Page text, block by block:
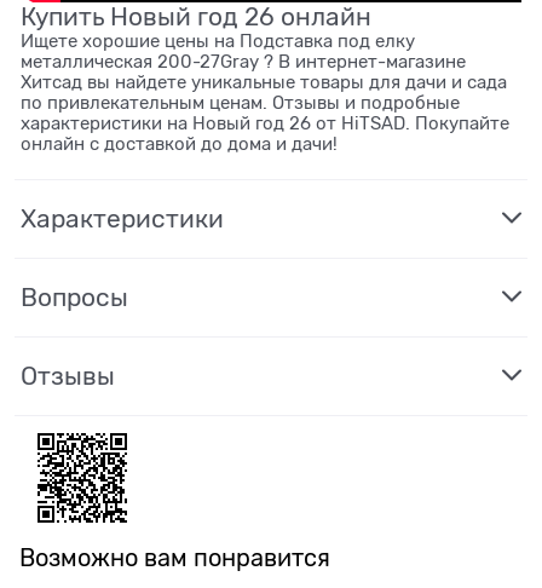
Купить Новый год 26 онлайн
Ищете хорошие цены на Подставка под елку
металлическая 200-27Gray ? В интернет-магазине
Хитсад вы найдете уникальные товары для дачи и сада
по привлекательным ценам. Отзывы и подробные
характеристики на Новый год 26 от HiTSAD. Покупайте
онлайн с доставкой до дома и дачи!
Характеристики
Вопросы
Отзывы
Возможно вам понравится